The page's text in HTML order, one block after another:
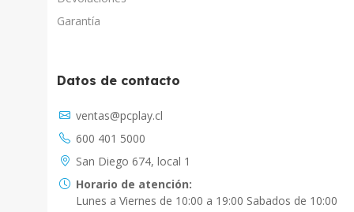
Garantía
Datos de contacto
ventas@pcplay.cl
600 401 5000
San Diego 674, local 1
Horario de atención:
Lunes a Viernes de 10:00 a 19:00 Sabados de 10:00
Chat con IA
PcPlay Santiago / Web
Hola soy Freddy, en que puedo ayudarte...